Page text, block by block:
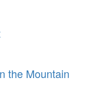
the Mountain